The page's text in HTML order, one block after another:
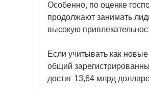
Особенно, по оценке
продолжают занимать
высокую
Если учитывать как
общий
достиг 13,64 млрд